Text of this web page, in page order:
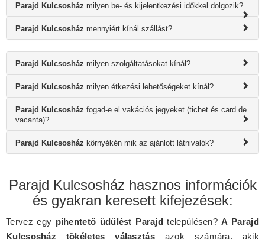
Parajd Kulcsosház milyen be- és kijelentkezési időkkel dolgozik?
Parajd Kulcsosház mennyiért kínál szállást?
Parajd Kulcsosház milyen szolgáltatásokat kínál?
Parajd Kulcsosház milyen étkezési lehetőségeket kínál?
Parajd Kulcsosház fogad-e el vakációs jegyeket (tichet és card de
vacanta)?
Parajd Kulcsosház környékén mik az ajánlott látnivalók?
Parajd Kulcsosház hasznos információk
és gyakran keresett kifejezések:
Tervez egy pihentető üdülést Parajd településen?A Parajd
Kulcsosház tökéletes választásazok számára, akik